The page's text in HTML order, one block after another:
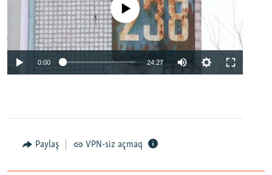
No media source currently available
0:00 24:27
Paylaş VPN-siz açmaq